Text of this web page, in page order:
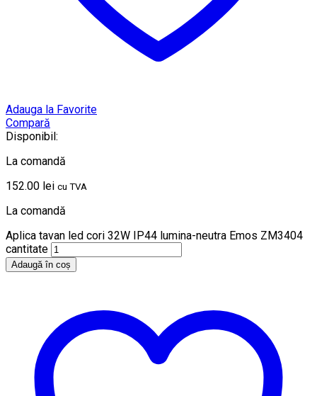
Adauga la Favorite
Compară
Disponibil:
La comandă
152.00 lei cu TVA
La comandă
Aplica tavan led cori 32W IP44 lumina-neutra Emos ZM3404
cantitate
Adaugă în coș